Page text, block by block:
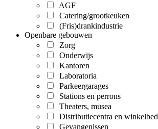
AGF
Catering/grootkeuken
(Fris)drankindustrie
Openbare gebouwen
Zorg
Onderwijs
Kantoren
Laboratoria
Parkeergarages
Stations en perrons
Theaters, musea
Distributiecentra en
Gevangenissen